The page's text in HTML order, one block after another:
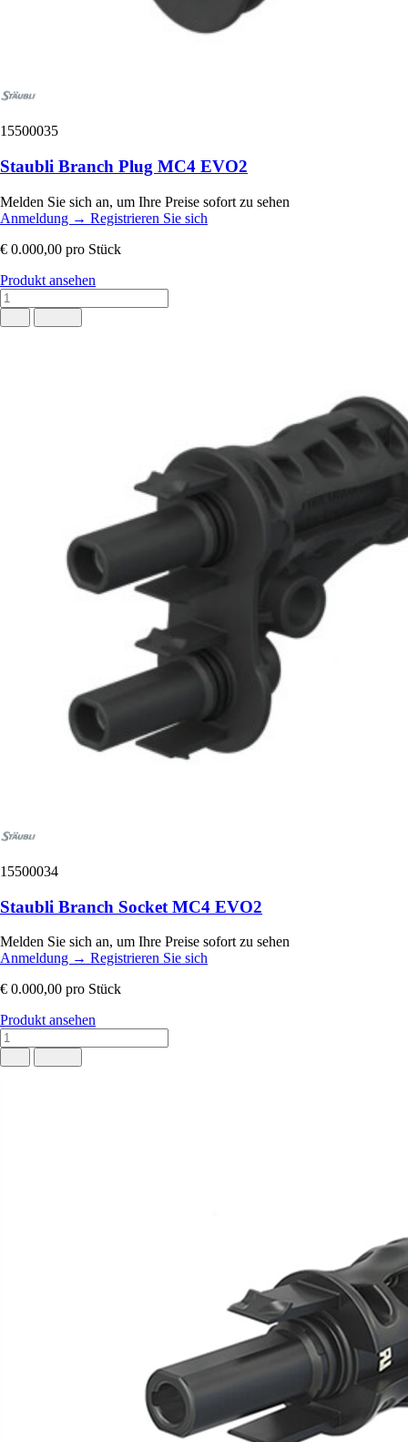
15500035
Staubli Branch Plug MC4 EVO2
Melden Sie sich an, um Ihre Preise sofort zu sehen
Anmeldung → Registrieren Sie sich
€ 0.000,00 pro Stück
Produkt ansehen
15500034
Staubli Branch Socket MC4 EVO2
Melden Sie sich an, um Ihre Preise sofort zu sehen
Anmeldung → Registrieren Sie sich
€ 0.000,00 pro Stück
Produkt ansehen